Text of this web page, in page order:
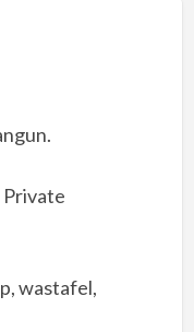
Private
wastafel,